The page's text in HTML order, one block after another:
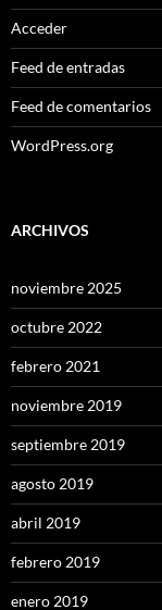
Acceder
Feed de entradas
Feed de comentarios
WordPress.org
ARCHIVOS
noviembre 2025
octubre 2022
febrero 2021
noviembre 2019
septiembre 2019
agosto 2019
abril 2019
febrero 2019
enero 2019